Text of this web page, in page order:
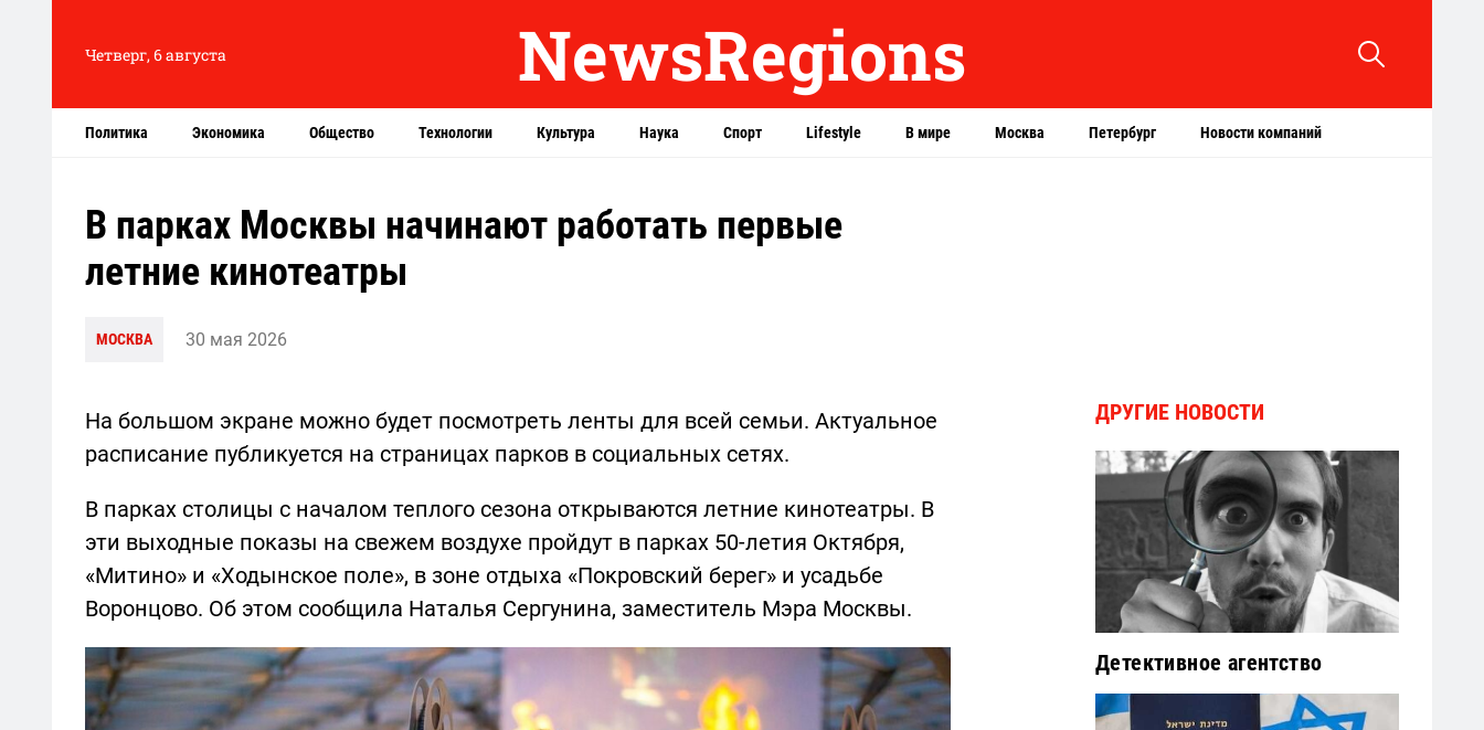
Четверг, 6 августа NewsRegions
Политика Экономика Общество Технологии Культура Наука Спорт Lifestyle В мире Москва Петербург Новости компаний
В парках Москвы начинают работать первые
летние кинотеатры
МОСКВА 30 мая 2026
На большом экране можно будет посмотреть ленты для всей семьи. Актуальное
расписание публикуется на страницах парков в социальных сетях.
В парках столицы с началом теплого сезона открываются летние кинотеатры. В
эти выходные показы на свежем воздухе пройдут в парках 50-летия Октября,
«Митино» и «Ходынское поле», в зоне отдыха «Покровский берег» и усадьбе
Воронцово. Об этом сообщила Наталья Сергунина, заместитель Мэра Москвы.
ДРУГИЕ НОВОСТИ
Детективное агентство